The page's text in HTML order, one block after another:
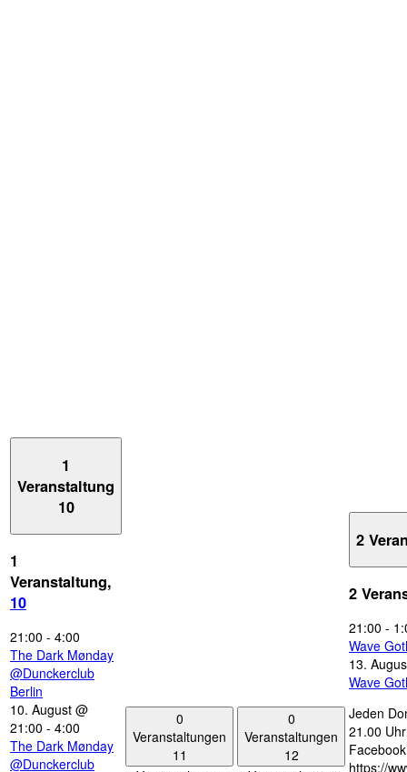
1
Veranstaltung
10
1
Veranstaltung,
10
21:00 - 4:00
The Dark Mønday
@Dunckerclub
Berlin
10. August @
21:00 - 4:00
The Dark Mønday
@Dunckerclub
0
Veranstaltungen
11
0
Veranstaltungen
12
2
2
21:00 -
Wave
13.
Wave
Jeden
21.00
https://